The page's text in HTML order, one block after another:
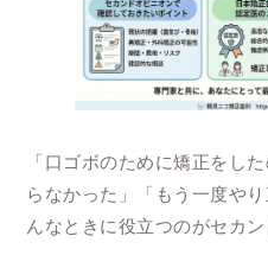
「口ゴボのために矯正をし
らなかった」「もう一度や
んなときに役立つのがセカン